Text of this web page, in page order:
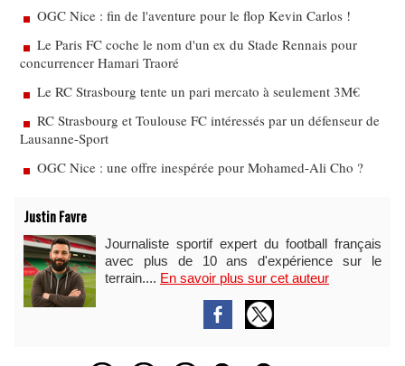
OGC Nice : fin de l'aventure pour le flop Kevin Carlos !
Le Paris FC coche le nom d'un ex du Stade Rennais pour
concurrencer Hamari Traoré
Le RC Strasbourg tente un pari mercato à seulement 3M€
RC Strasbourg et Toulouse FC intéressés par un défenseur de
Lausanne-Sport
OGC Nice : une offre inespérée pour Mohamed-Ali Cho ?
Justin Favre
Journaliste sportif expert du football français
avec plus de 10 ans d'expérience sur le
terrain.... En savoir plus sur cet auteur